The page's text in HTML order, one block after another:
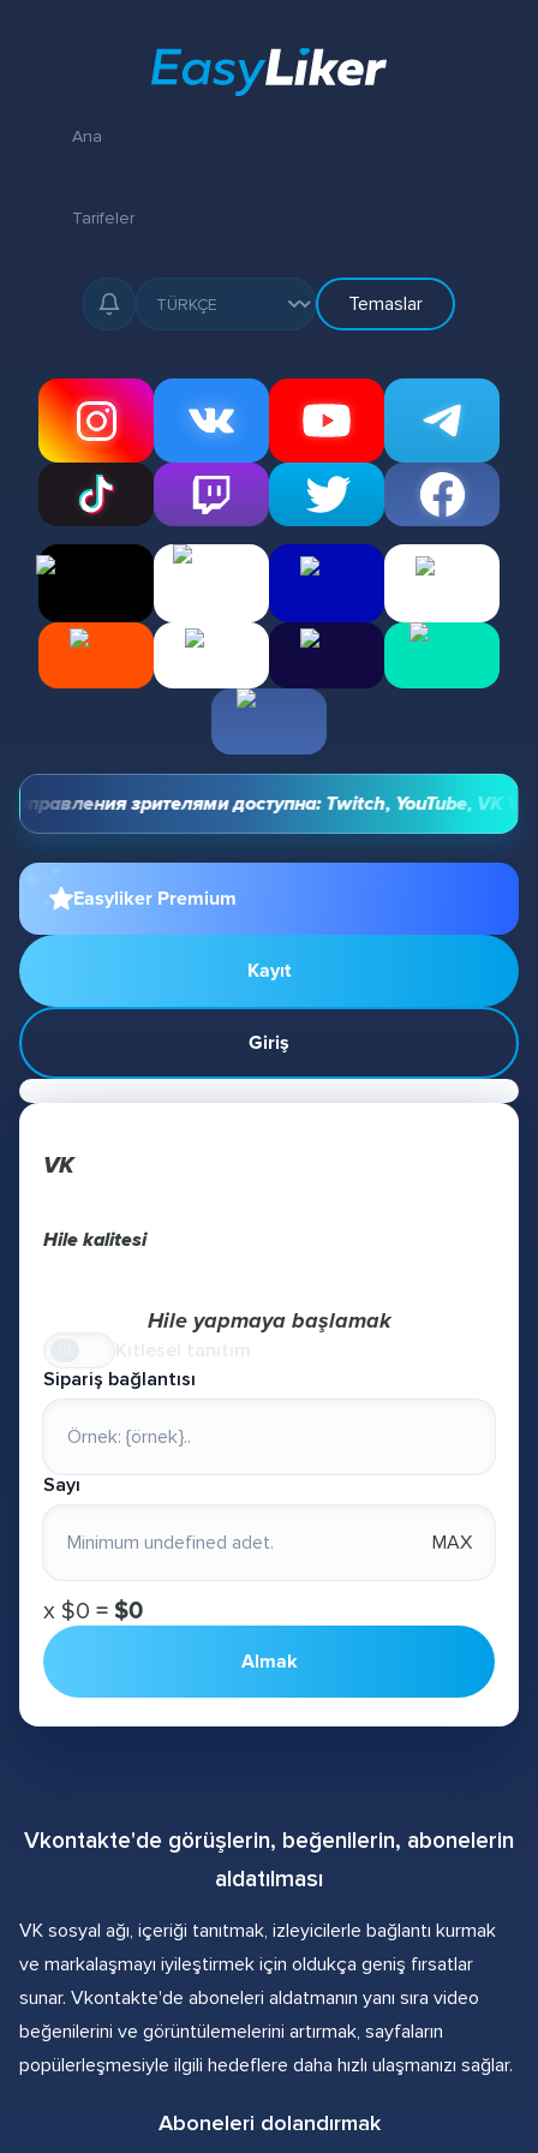
Ana
Tarifeler
Temaslar
зрителями доступна: Twitch, YouTube, VK
Easyliker Premium
Kayıt
Giriş
VK
Hile kalitesi
Hile yapmaya başlamak
Sipariş bağlantısı
Sayı
MAX
х $0 = $0
Almak
Vkontakte'de görüşlerin, beğenilerin, abonelerin
aldatılması
VK sosyal ağı, içeriği tanıtmak, izleyicilerle bağlantı kurmak
ve markalaşmayı iyileştirmek için oldukça geniş fırsatlar
sunar. Vkontakte'de aboneleri aldatmanın yanı sıra video
beğenilerini ve görüntülemelerini artırmak, sayfaların
popülerleşmesiyle ilgili hedeflere daha hızlı ulaşmanızı sağlar.
Aboneleri dolandırmak